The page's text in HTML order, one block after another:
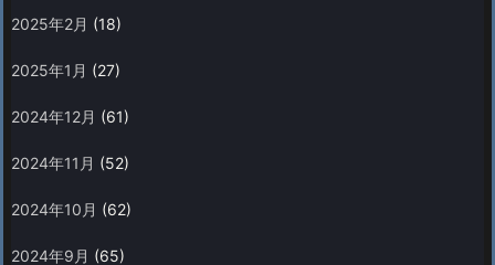
2025年2月 (18)
2025年1月 (27)
2024年12月 (61)
2024年11月 (52)
2024年10月 (62)
2024年9月 (65)